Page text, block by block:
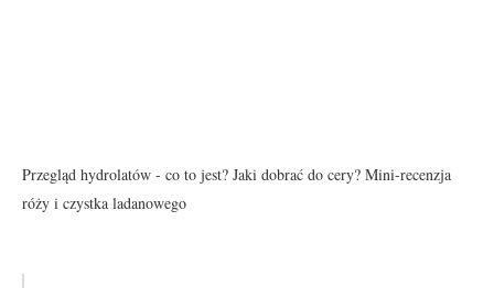
Przegląd hydrolatów - co to jest? Jaki dobrać do cery? Mini-recenzja
róży i czystka ladanowego